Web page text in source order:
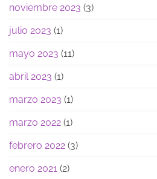
noviembre 2023 (3)
julio 2023 (1)
mayo 2023 (11)
abril 2023 (1)
marzo 2023 (1)
marzo 2022 (1)
febrero 2022 (3)
enero 2021 (2)